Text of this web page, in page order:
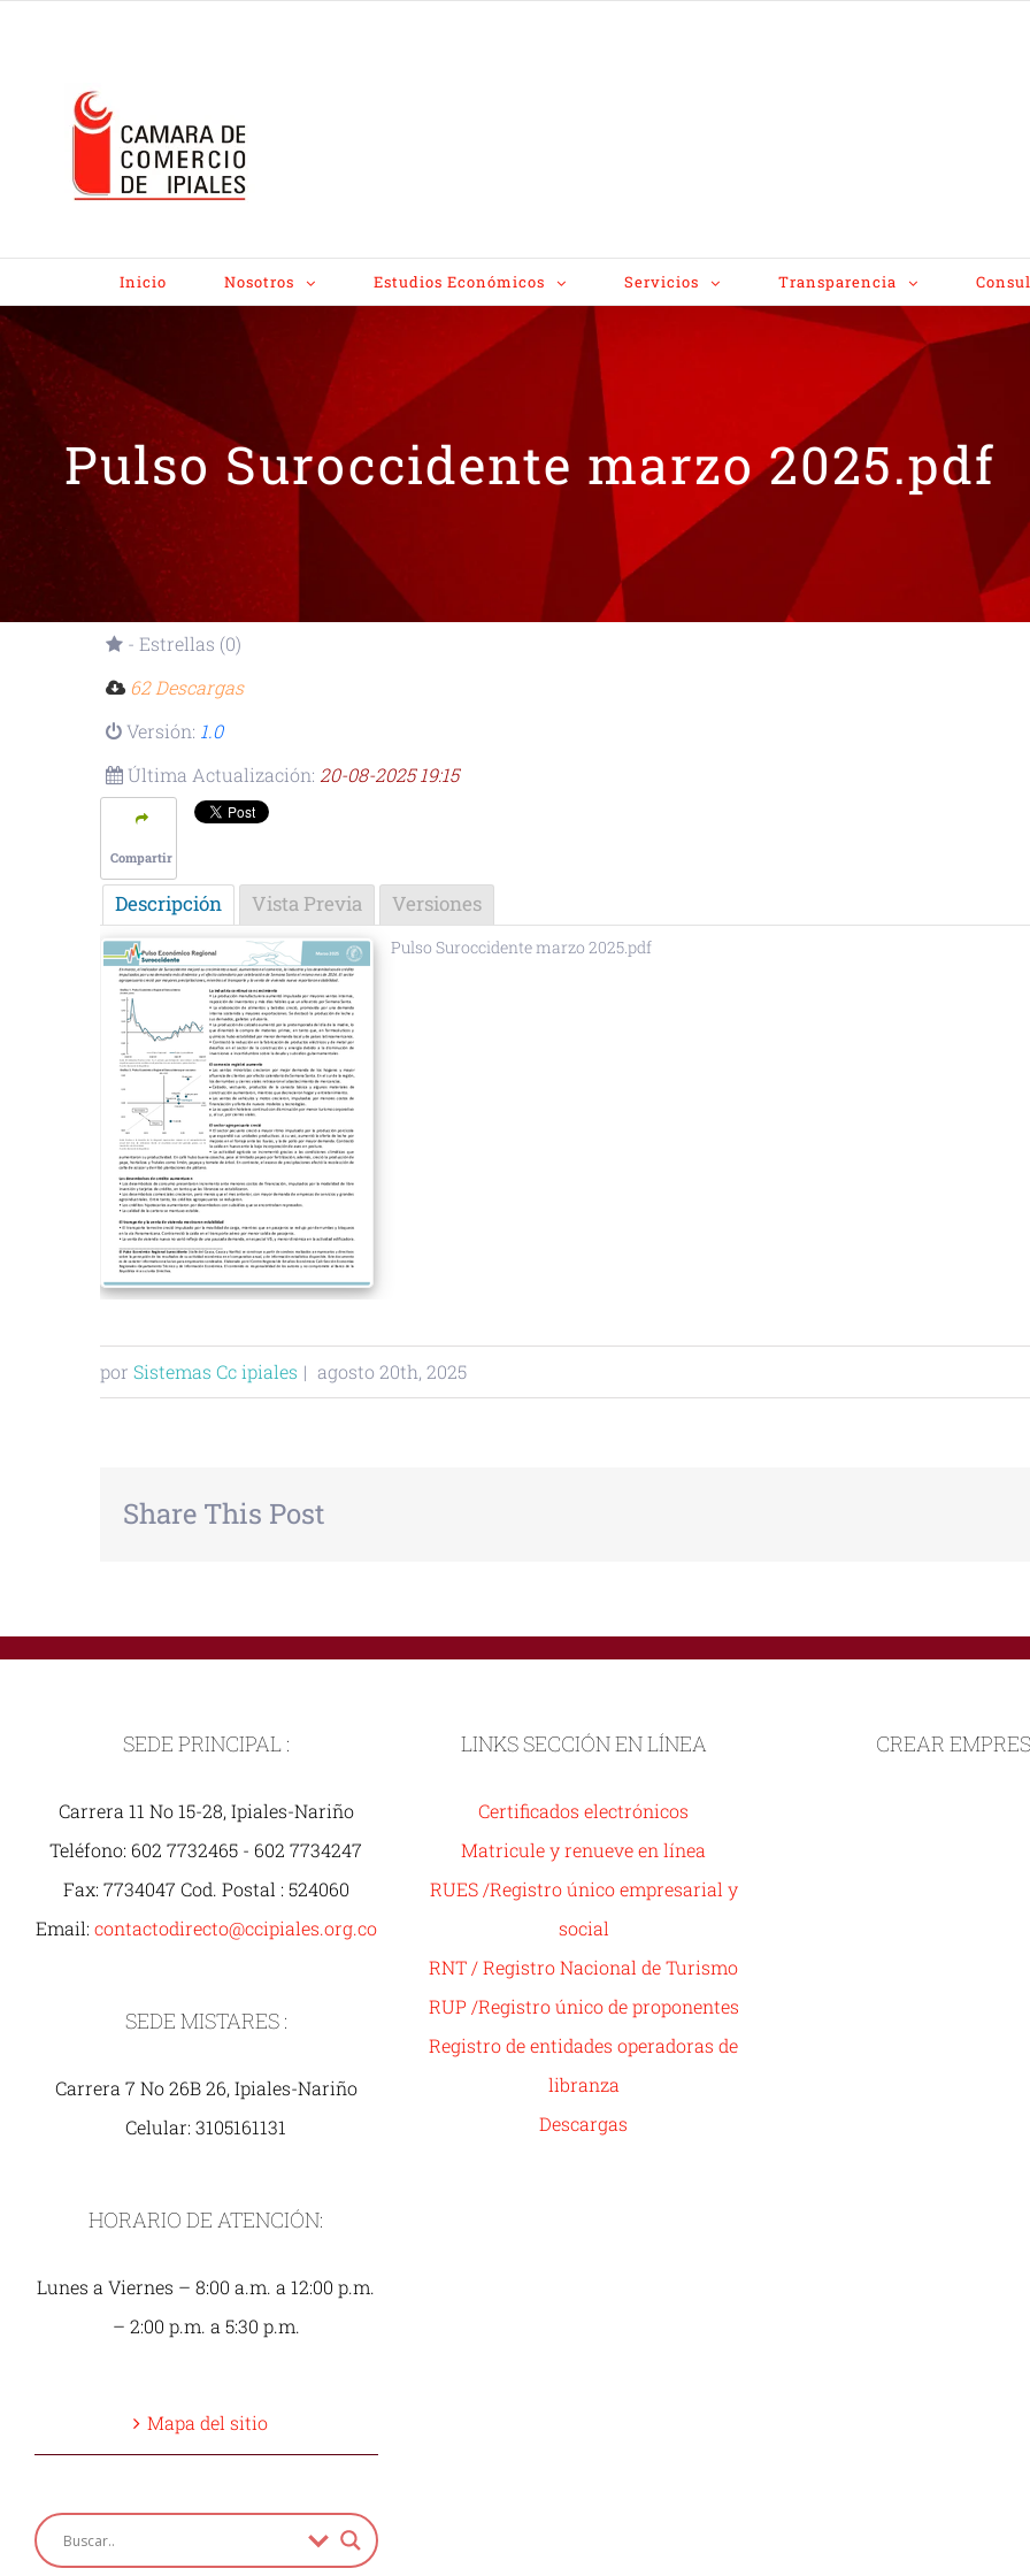
Inicio Nosotros Estudios Económicos Servicios Transparencia
Pulso Suroccidente marzo 2025.pdf
- Estrellas (0)
62 Descargas
Versión: 1.0
Última Actualización: 20-08-2025 19:15
Compartir
Descripción Vista Previa Versiones
Pulso Suroccidente marzo 2025.pdf
por Sistemas Cc ipiales | agosto 20th, 2025
Share This Post
SEDE PRINCIPAL :
Carrera 11 No 15-28, Ipiales-Nariño
Teléfono: 602 7732465 - 602 7734247
Fax: 7734047 Cod. Postal : 524060
Email: contactodirecto@ccipiales.org.co
SEDE MISTARES :
Carrera 7 No 26B 26, Ipiales-Nariño
Celular: 3105161131
HORARIO DE ATENCIÓN:
Lunes a Viernes – 8:00 a.m. a 12:00 p.m.
– 2:00 p.m. a 5:30 p.m.
Mapa del sitio
LINKS SECCIÓN EN LÍNEA
Certificados electrónicos
Matricule y renueve en línea
RUES /Registro único empresarial y
social
RNT / Registro Nacional de Turismo
RUP /Registro único de proponentes
Registro de entidades operadoras de
libranza
Descargas
CREAR